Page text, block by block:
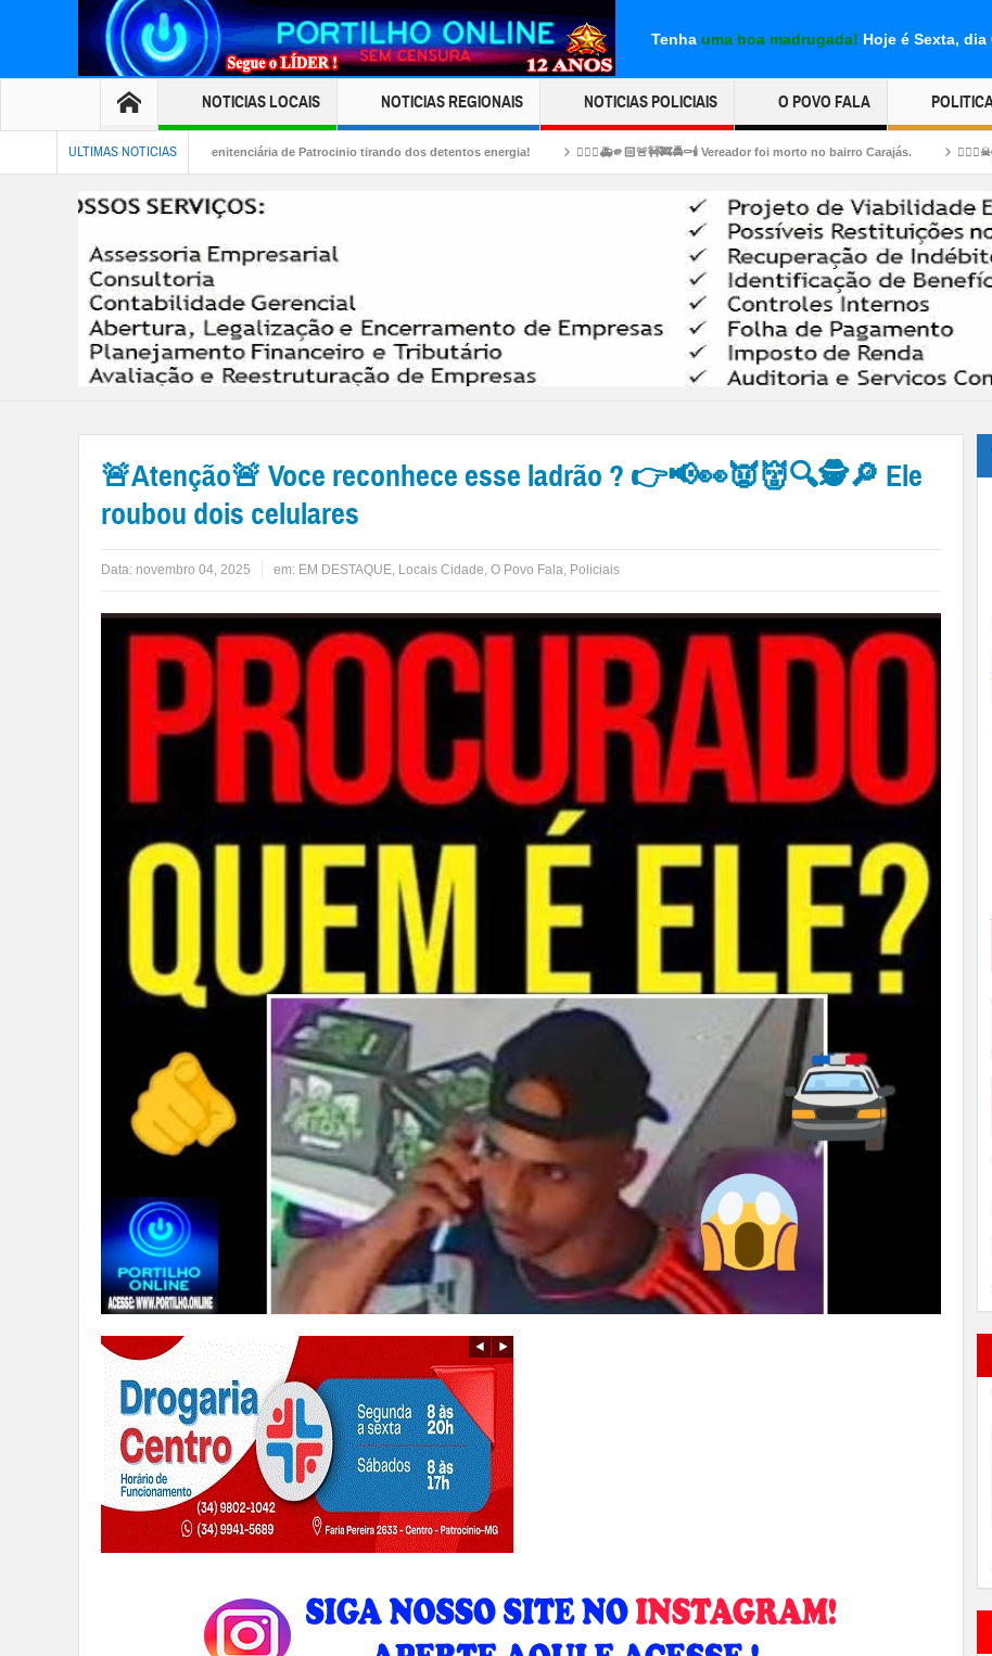
Tenha uma boa madrugada! Hoje é Sexta,
NOTICIAS LOCAIS NOTICIAS REGIONAIS NOTICIAS POLICIAIS O POVO FALA
ULTIMAS NOTICIAS
na penitenciária de Patrocinio tirando dos detentos energia! 👉🏻🤔🚑🫵🏻🚨🚧🚒🚔⚰️🕯️ Vereador foi morto no bairro Carajás.
🚨Atenção🚨 Voce reconhece esse ladrão ? 👉📢👀👿👹🔍🕵🔎 Ele
roubou dois celulares
Data: novembro 04, 2025 em: EM DESTAQUE, Locais Cidade, O Povo Fala, Policiais